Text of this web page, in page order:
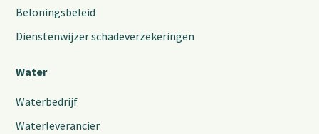
Beloningsbeleid
Dienstenwijzer schadeverzekeringen
Water
Waterbedrijf
Waterleverancier